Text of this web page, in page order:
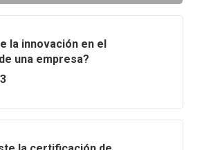
la innovación en el
una empresa?